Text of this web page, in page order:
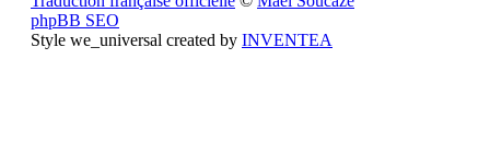
phpBB SEO
Style we_universal created by INVENTEA